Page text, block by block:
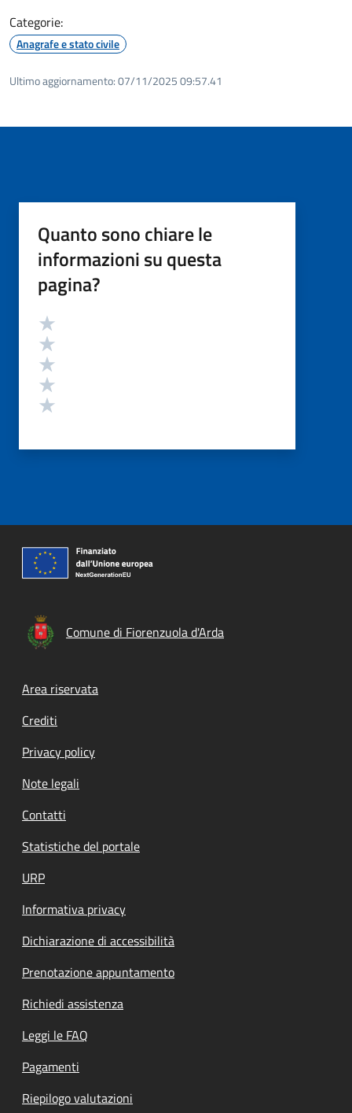
Categorie:
Anagrafe e stato civile
Ultimo aggiornamento:07/11/2025 09:57.41
Quanto sono chiare le
informazioni su questa
pagina?
Valutazione
Comune di Fiorenzuola d'Arda
Footer menu
Area riservata
Crediti
Privacy policy
Note legali
Contatti
Statistiche del portale
URP
Informativa privacy
Dichiarazione di accessibilità
Prenotazione appuntamento
Richiedi assistenza
Leggi le FAQ
Pagamenti
Riepilogo valutazioni